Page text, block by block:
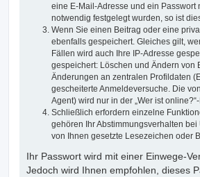
eine E-Mail-Adresse und ein
notwendig festgelegt wurden, so ist
Wenn Sie einen Beitrag oder eine
ebenfalls gespeichert. Gleiches gilt,
Fällen wird auch Ihre IP-Adresse
gespeichert: Löschen und Ändern von
Änderungen an zentralen Profildaten
gescheiterte Anmeldeversuche. Die
Agent) wird nur in der „Wer ist
Schließlich erfordern einzelne
gehören Ihr Abstimmungsverhalten
von Ihnen gesetzte Lesezeichen oder
Ihr Passwort wird mit einer Einwege-
Jedoch wird Ihnen empfohlen, dieses